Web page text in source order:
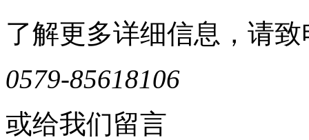
了解更多详细信息，请致
0579-85618106
或给我们留言